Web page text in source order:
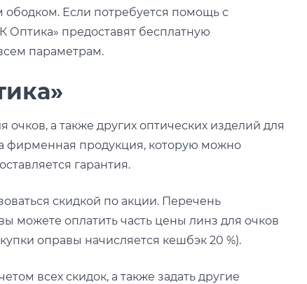
ободком. Если потребуется помощь с
предоставят бесплатную
параметрам.
а также других оптических изделий для
фирменная продукция, которую можно
гарантия.
скидкой по акции. Перечень
можете оплатить часть цены линз для очков
оправы начисляется кешбэк 20 %).
всех скидок, а также задать другие